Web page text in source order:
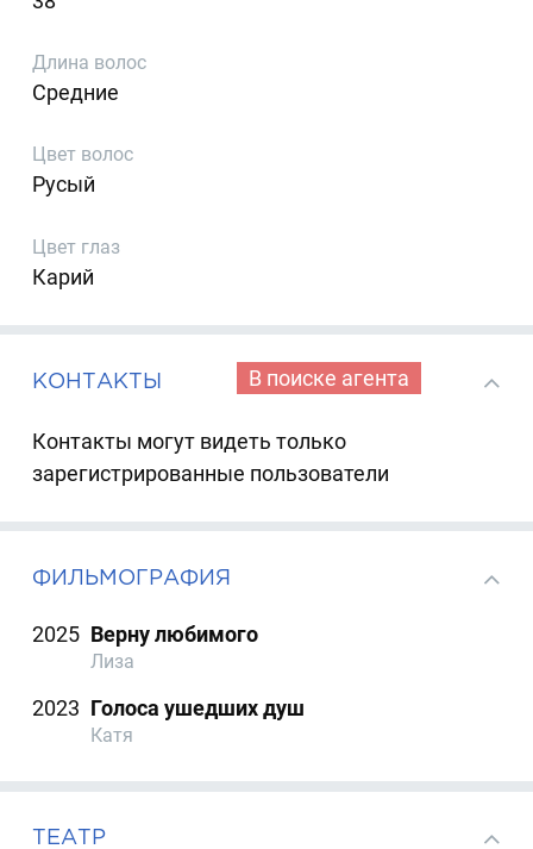
Длина волос
Средние
Цвет волос
Русый
Цвет глаз
Карий
КОНТАКТЫ В поиске агента
Контакты могут видеть только
зарегистрированные пользователи
ФИЛЬМОГРАФИЯ
2025 Верну любимого
Лиза
2023 Голоса ушедших душ
Катя
ТЕАТР